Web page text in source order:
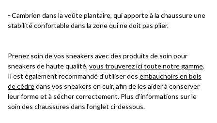
- Cambrion dans la voûte plantaire, qui apporte à la chaussure une
stabilité confortable dans la zone qui ne doit pas plier.
Prenez soin de vos sneakers avec des produits de soin pour
sneakers de haute qualité, vous trouverez ici toute notre gamme.
Il est également recommandé d'utiliser des embauchoirs en bois
de cèdredans vos sneakers en cuir, afin de les aider à conserver
leur forme et à sécher correctement. Plus d'informations sur le
soin des chaussures dans l'onglet ci-dessous.